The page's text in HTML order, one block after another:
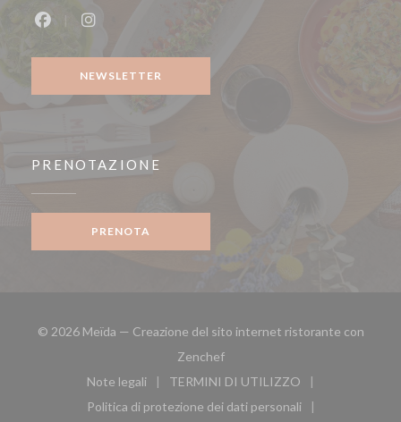
NEWSLETTER
PRENOTAZIONE
PRENOTA
© 2026 Meïda — Creazione del sito internet ristorante con
Zenchef((apre una nuova finestra))
Note legali
((apre una nuova finestra))
TERMINI DI UTILIZZO
((apre una nuova finestra))
Politica di protezione dei dati personali
((apre una nuova finestra))